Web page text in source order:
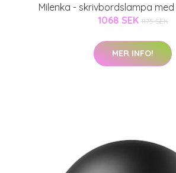
Milenka - skrivbordslampa
1068 SEK 1175 SEK
MER INFO!